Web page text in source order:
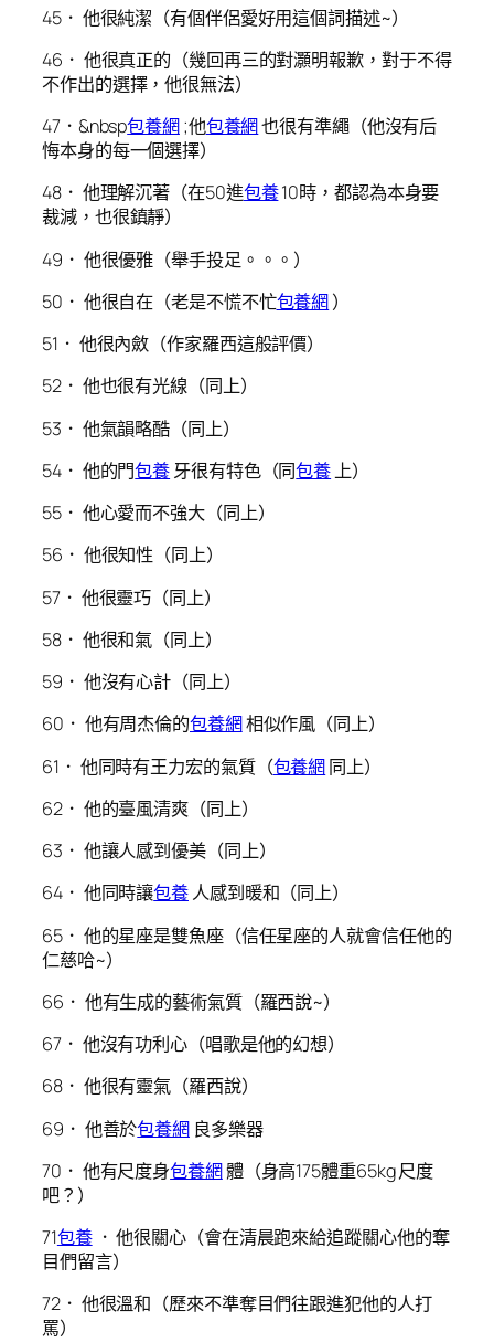
45． 他很純潔（有個伴侶愛好用這個詞描述~）
46． 他很真正的（幾回再三的對灝明報歉，對于不得
不作出的選擇，他很無法）
47．&nbsp包養網;他包養網也很有準繩（他沒有后
悔本身的每一個選擇）
48． 他理解沉著（在50進包養10時，都認為本身要
裁減，也很鎮靜）
49． 他很優雅（舉手投足。。。）
50． 他很自在（老是不慌不忙包養網）
51． 他很內斂（作家羅西這般評價）
52． 他也很有光線（同上）
53． 他氣韻略酷（同上）
54． 他的門包養牙很有特色（同包養上）
55． 他心愛而不強大（同上）
56． 他很知性（同上）
57． 他很靈巧（同上）
58． 他很和氣（同上）
59． 他沒有心計（同上）
60． 他有周杰倫的包養網相似作風（同上）
61． 他同時有王力宏的氣質（包養網同上）
62． 他的臺風清爽（同上）
63． 他讓人感到優美（同上）
64． 他同時讓包養人感到暖和（同上）
65． 他的星座是雙魚座（信任星座的人就會信任他的
仁慈哈~）
66． 他有生成的藝術氣質（羅西說~）
67． 他沒有功利心（唱歌是他的幻想）
68． 他很有靈氣（羅西說）
69． 他善於包養網 良多樂器
70． 他有尺度身包養網體（身高175體重65kg 尺度
吧？）
71包養． 他很關心（會在清晨跑來給追蹤關心他的奪
目們留言）
72． 他很溫和（歷來不準奪目們往跟進犯他的人打
罵）